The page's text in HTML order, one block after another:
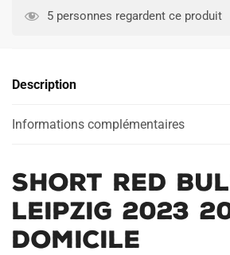
Red
2024
5 personnes regardent ce produit
Description
Informations complémentaires
Short Red
Leipzig 2023
Domicile